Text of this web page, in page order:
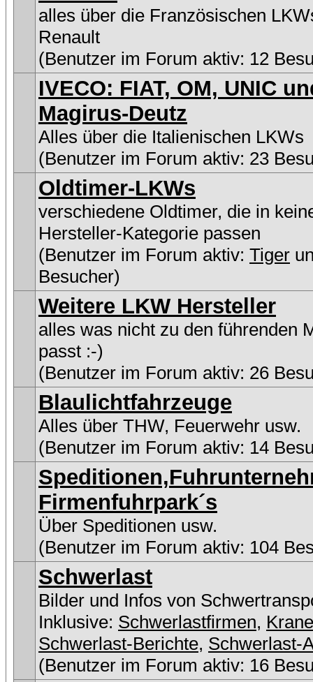
alles über die Französischen
Renault
(Benutzer im Forum aktiv: 12
IVECO: FIAT, OM, UNIC
Magirus-Deutz
Alles über die Italienischen LKWs
(Benutzer im Forum aktiv: 23
Oldtimer-LKWs
verschiedene Oldtimer, die in
Hersteller-Kategorie passen
(Benutzer im Forum aktiv: Tiger
Besucher)
Weitere LKW Hersteller
alles was nicht zu den führenden
passt :-)
(Benutzer im Forum aktiv: 26
Blaulichtfahrzeuge
Alles über THW, Feuerwehr usw.
(Benutzer im Forum aktiv: 14
Firmenfuhrpark´s
Über Speditionen usw.
(Benutzer im Forum aktiv: 104
Schwerlast
Bilder und Infos von
Inklusive: Schwerlastfirmen, Krane
Schwerlast-Berichte, Schwerlast-
(Benutzer im Forum aktiv: 16